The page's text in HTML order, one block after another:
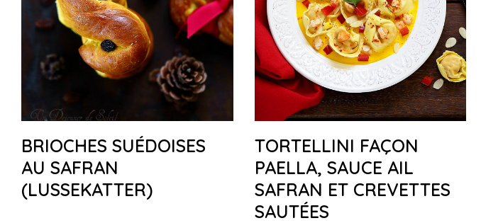
BRIOCHES SUÉDOISES
AU SAFRAN
(LUSSEKATTER)
TORTELLINI FAÇON
PAELLA, SAUCE AIL
SAFRAN ET CREVETTES
SAUTÉES